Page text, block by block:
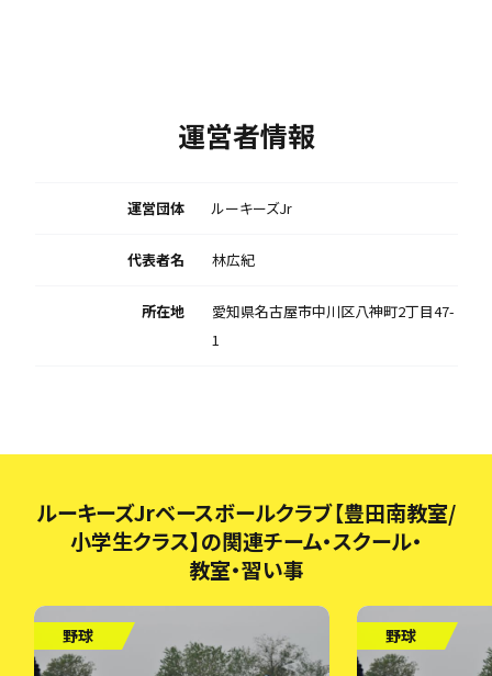
運営者情報
運営団体 ルーキーズJr
代表者名 林広紀
所在地
愛知県名古屋市中川区八神町2丁目47-
1
ルーキーズJrベースボールクラブ【豊田南教室/
小学生クラス】の関連チーム・スクール・
教室・習い事
野球 野球